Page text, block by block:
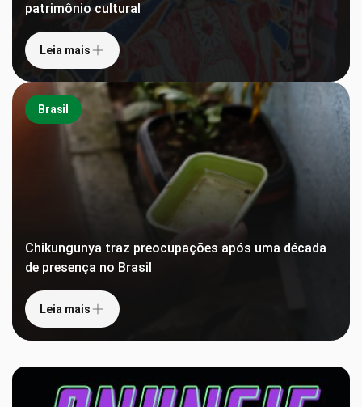
patrimônio cultural
Leia mais
Brasil
Chikungunya traz preocupações após uma década
de presença no Brasil
Leia mais